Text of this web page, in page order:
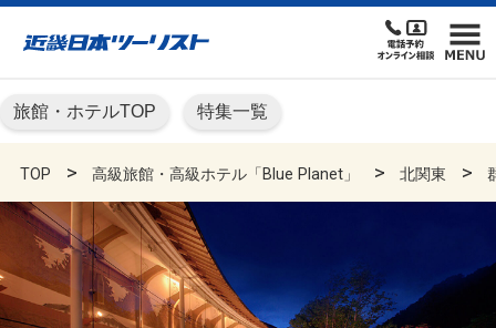
旅館・ホテルTOP 特集一覧
TOP 高級旅館・高級ホテル「Blue Planet」 北関東